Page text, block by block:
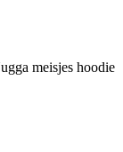
meisjes hoodie